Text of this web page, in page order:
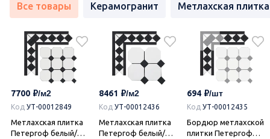
Все товары Керамогранит Метлахская плитка
7700
Код УТ-00012849
Метлахская плитка
Петергоф белый/
8461
Код УТ-00012436
Метлахская плитка
Петергоф белый/
694
Код УТ-00012435
Бордюр метлахской
плитки Петергоф